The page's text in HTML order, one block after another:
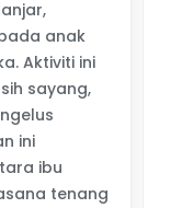
anak
Aktiviti ini
sayang,
ini
ibu
tenang